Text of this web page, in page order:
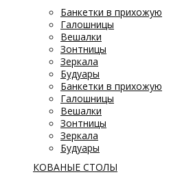
Банкетки в прихожую
Галошницы
Вешалки
Зонтницы
Зеркала
Будуары
Банкетки в прихожую
Галошницы
Вешалки
Зонтницы
Зеркала
Будуары
КОВАНЫЕ СТОЛЫ